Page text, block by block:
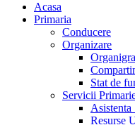
Acasa
Primaria
Conducere
Organizare
Stat de
Servicii
Asistenta
Resurse